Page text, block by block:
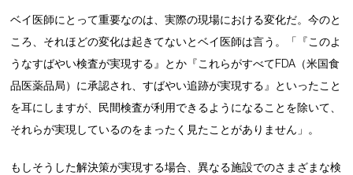
ベイ医師にとって重要なのは、実際の現場における変化だ。今のと
ころ、それほどの変化は起きてないとベイ医師は言う。「『このよ
うなすばやい検査が実現する』とか『これらがすべてFDA（米国食
品医薬品局）に承認され、すばやい追跡が実現する』といったこと
を耳にしますが、民間検査が利用できるようになることを除いて、
それらが実現しているのをまったく見たことがありません」。
もしそうした解決策が実現する場合、異なる施設でのさまざまな検